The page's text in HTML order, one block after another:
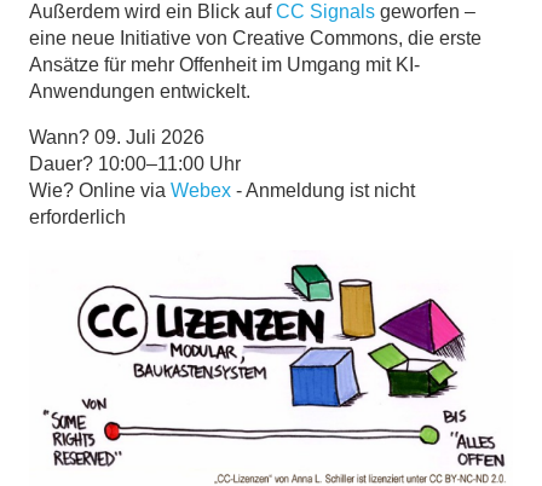
Außerdem wird ein Blick aufCC Signals geworfen –
eine neue Initiative von Creative Commons, die erste
Ansätze für mehr Offenheit im Umgang mit KI-
Anwendungen entwickelt.
Wann? 09. Juli 2026
Dauer? 10:00–11:00 Uhr
Wie? Online via Webex - Anmeldung ist nicht
erforderlich